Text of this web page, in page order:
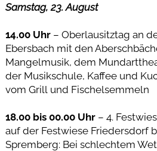
Samstag, 23. August
14.00 Uhr – Oberlausitztag an
Ebersbach mit den
Mangelmusik, dem
der Musikschule, Kaffee und
vom Grill und Fischelsemmeln
18.00 bis 00.00 Uhr– 4.
auf der Festwiese Friedersdorf
Spremberg: Bei schlechtem